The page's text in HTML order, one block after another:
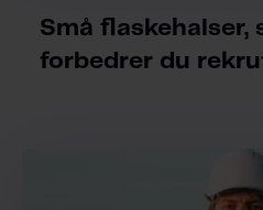
Små flaskehalser,
forbedrer du